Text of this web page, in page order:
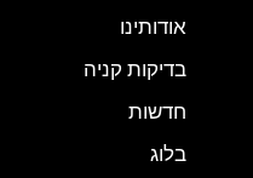
אודותינו
בדיקות קניה
חדשות
בלוג